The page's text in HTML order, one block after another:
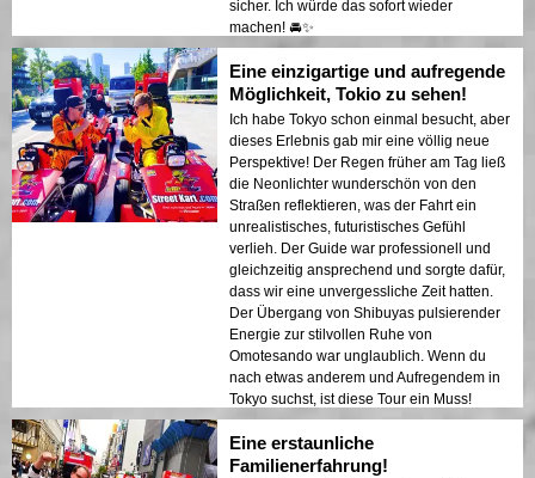
sicher. Ich würde das sofort wieder
machen! 🚘✨
Eine einzigartige und aufregende
Möglichkeit, Tokio zu sehen!
Ich habe Tokyo schon einmal besucht, aber
dieses Erlebnis gab mir eine völlig neue
Perspektive! Der Regen früher am Tag ließ
die Neonlichter wunderschön von den
Straßen reflektieren, was der Fahrt ein
unrealistisches, futuristisches Gefühl
verlieh. Der Guide war professionell und
gleichzeitig ansprechend und sorgte dafür,
dass wir eine unvergessliche Zeit hatten.
Der Übergang von Shibuyas pulsierender
Energie zur stilvollen Ruhe von
Omotesando war unglaublich. Wenn du
nach etwas anderem und Aufregendem in
Tokyo suchst, ist diese Tour ein Muss!
Eine erstaunliche
Familienerfahrung!